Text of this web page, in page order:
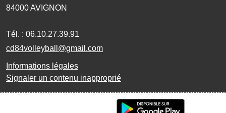
84000AVIGNON
Tél. : 06.10.27.39.91
cd84volleyball@gmail.com
Informations légales
Signaler un contenu inapproprié